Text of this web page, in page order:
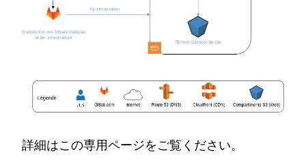
詳細はこの専用ページをご覧ください。